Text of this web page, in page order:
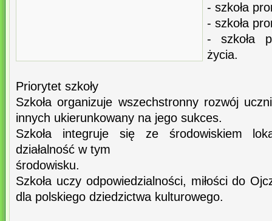
- szkoła
- szkoła
- szkoła
życia.
Priorytet szkoły
Szkoła organizuje wszechstronny rozwój
innych ukierunkowany na jego sukces.
Szkoła integruje się ze środowiskiem
działalność w tym
środowisku.
Szkoła uczy odpowiedzialności, miłości do
dla polskiego dziedzictwa kulturowego.